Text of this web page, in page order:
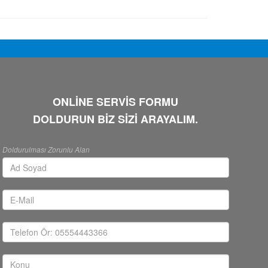
ONLİNE SERVİS FORMU
DOLDURUN BİZ SİZİ ARAYALIM.
Doldurulması Zorunlu Alan